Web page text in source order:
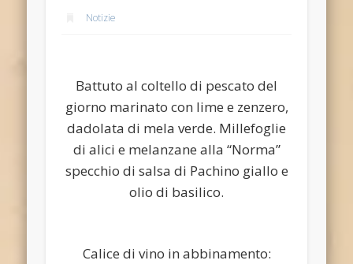
Notizie
Battuto al coltello di pescato del
giorno marinato con lime e zenzero,
dadolata di mela verde. Millefoglie
di alici e melanzane alla “Norma”
specchio di salsa di Pachino giallo e
olio di basilico.
Calice di vino in abbinamento: